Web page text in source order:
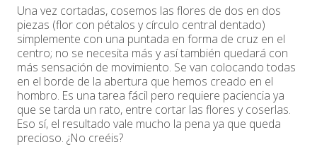
Una vez cortadas, cosemos las flores de dos en dos
piezas (flor con pétalos y círculo central dentado)
simplemente con una puntada en forma de cruz en el
centro; no se necesita más y así también quedará con
más sensación de movimiento. Se van colocando todas
en el borde de la abertura que hemos creado en el
hombro. Es una tarea fácil pero requiere paciencia ya
que se tarda un rato, entre cortar las flores y coserlas.
Eso sí, el resultado vale mucho la pena ya que queda
precioso. ¿No creéis?